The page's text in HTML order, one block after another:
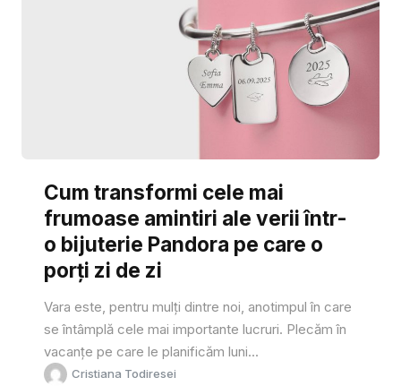
Cum transformi cele mai
frumoase amintiri ale verii într-
o bijuterie Pandora pe care o
porți zi de zi
Vara este, pentru mulți dintre noi, anotimpul în care
se întâmplă cele mai importante lucruri. Plecăm în
vacanțe pe care le planificăm luni...
Cristiana Todiresei